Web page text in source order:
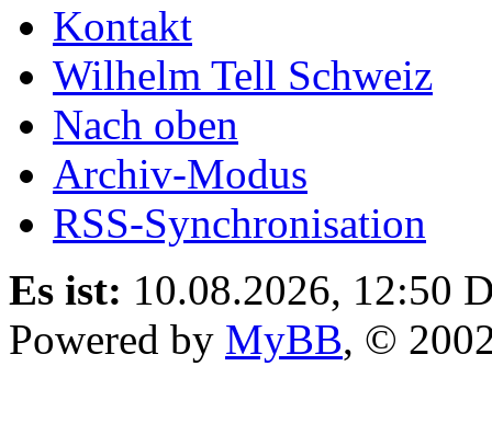
Kontakt
Wilhelm Tell Schweiz
Nach oben
Archiv-Modus
RSS-Synchronisation
Es ist: 10.08.2026, 12:50
Powered by MyBB, ©